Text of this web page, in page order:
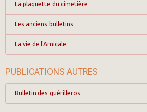
La plaquette du cimetière
Les anciens bulletins
La vie de l'Amicale
PUBLICATIONS AUTRES
Bulletin des guérilleros